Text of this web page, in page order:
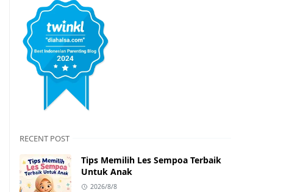
RECENT POST
Tips Memilih Les Sempoa Terbaik
Untuk Anak
2026/8/8